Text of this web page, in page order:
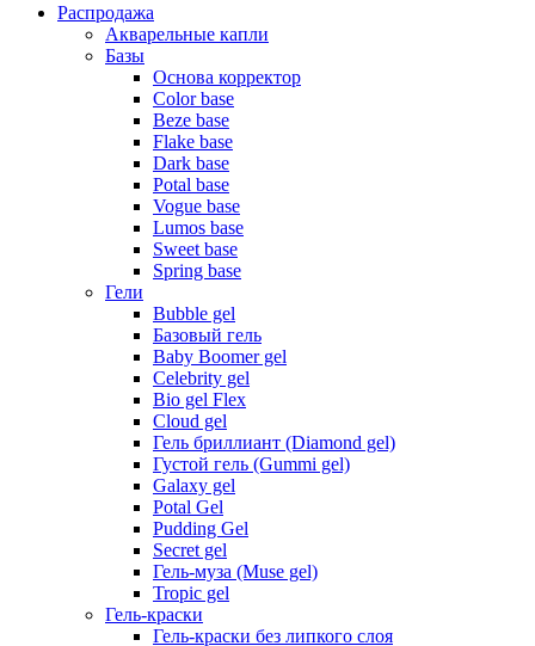
Распродажа
Акварельные капли
Базы
Основа корректор
Color base
Beze base
Flake base
Dark base
Potal base
Vogue base
Lumos base
Sweet base
Spring base
Гели
Bubble gel
Базовый гель
Baby Boomer gel
Celebrity gel
Bio gel Flex
Cloud gel
Гель бриллиант (Diamond gel)
Густой гель (Gummi gel)
Galaxy gel
Potal Gel
Pudding Gel
Secret gel
Гель-муза (Muse gel)
Tropic gel
Гель-краски
Гель-краски без липкого слоя